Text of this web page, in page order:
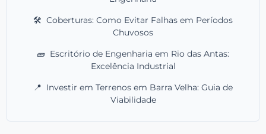
🛠️ Coberturas: Como Evitar Falhas em Períodos
Chuvosos
🧱 Escritório de Engenharia em Rio das Antas:
Excelência Industrial
📍 Investir em Terrenos em Barra Velha: Guia de
Viabilidade